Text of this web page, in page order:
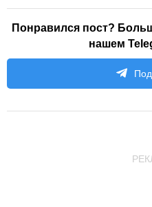
Понравился пост?
нашем